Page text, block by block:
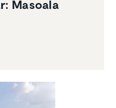
Masoala